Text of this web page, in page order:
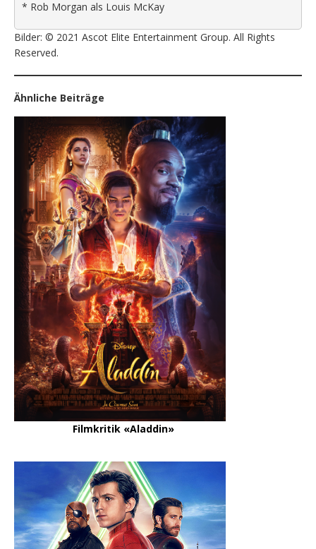
* Rob Morgan als Louis McKay
Bilder: © 2021 Ascot Elite Entertainment Group. All Rights
Reserved.
Ähnliche Beiträge
Filmkritik «Aladdin»